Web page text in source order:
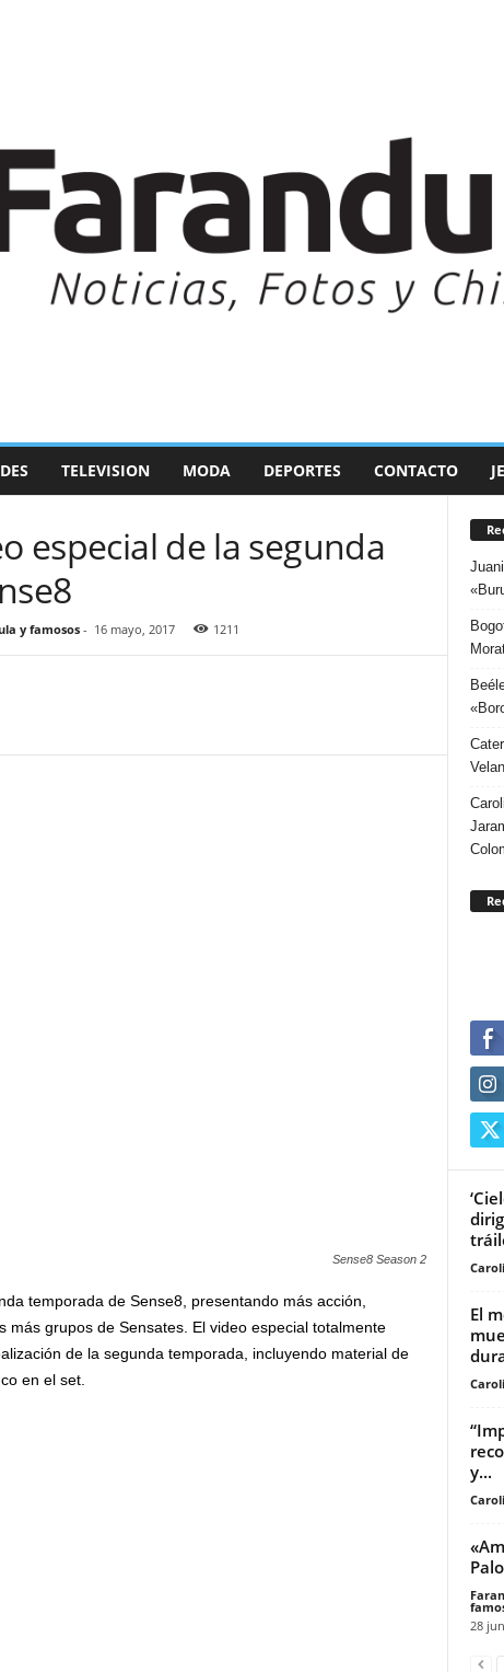
TELEVISION MODA DEPORTES CONTACTO
especial de la segunda
y famosos- 16 mayo, 2017 1211
Sense8 Season 2
temporada de Sense8, presentando más acción,
más grupos de Sensates. El video especial totalmente
de la segunda temporada, incluyendo material de
en el set.
El
y...
28